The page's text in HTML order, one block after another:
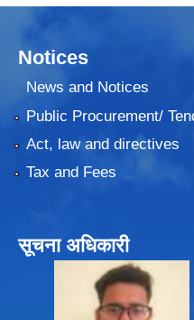
Notices
News and Notices
Public Procurement/
Act, law and directives
Tax and Fees
सूचना अधिकारी